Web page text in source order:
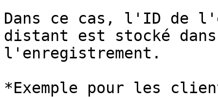
Dans ce cas, l'ID de
distant est stocké dans
l'enregistrement.
*Exemple pour les